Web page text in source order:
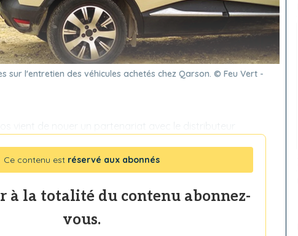
sur l'entretien des véhicules achetés chez Qarson. © Feu Vert -
Ce contenu est réservé aux abonnés
à la totalité du contenu abonnez-
vous.